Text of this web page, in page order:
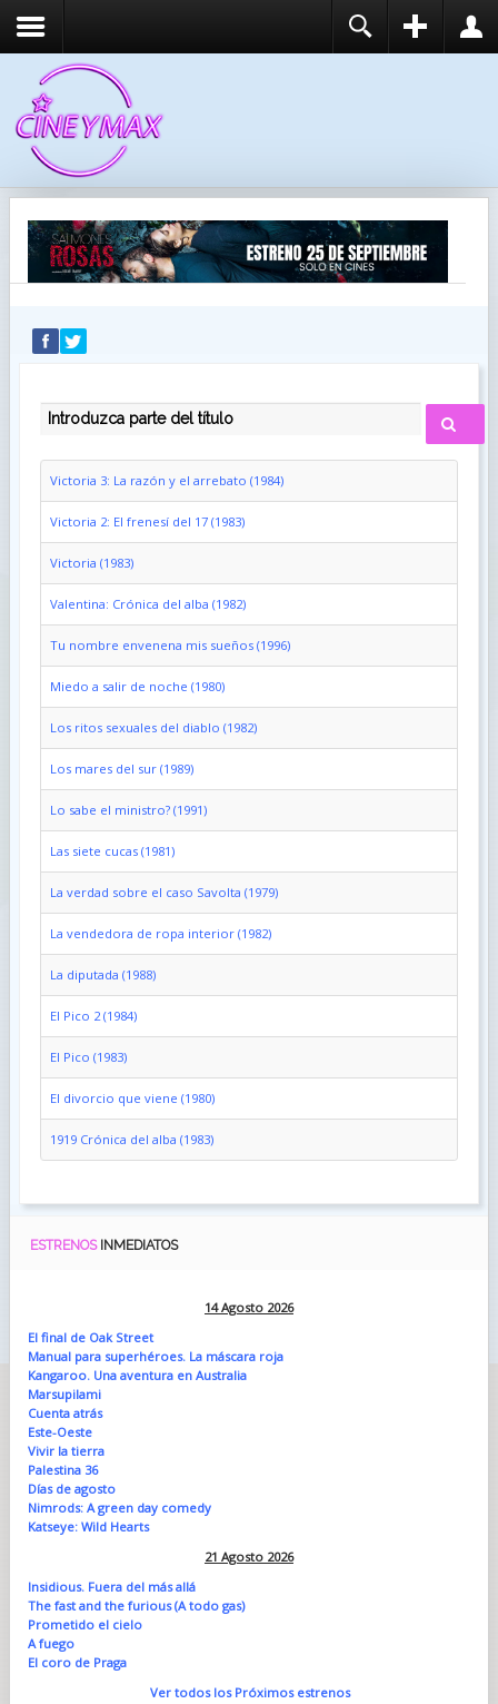
RECUÉRDEME
IDENTIFICARSE
INTRODUZCA PARTE DEL TÍTULO
Victoria 3: La razón y el arrebato (1984)
Victoria 2: El frenesí del 17 (1983)
Victoria (1983)
Valentina: Crónica del alba (1982)
Tu nombre envenena mis sueños (1996)
Miedo a salir de noche (1980)
Los ritos sexuales del diablo (1982)
Los mares del sur (1989)
Lo sabe el ministro? (1991)
Las siete cucas (1981)
La verdad sobre el caso Savolta (1979)
La vendedora de ropa interior (1982)
La diputada (1988)
El Pico 2 (1984)
El Pico (1983)
El divorcio que viene (1980)
1919 Crónica del alba (1983)
ESTRENOS INMEDIATOS
14 Agosto 2026
El final de Oak Street
Manual para superhéroes. La máscara roja
Kangaroo. Una aventura en Australia
Marsupilami
Cuenta atrás
Este-Oeste
Vivir la tierra
Palestina 36
Días de agosto
Nimrods: A green day comedy
Katseye: Wild Hearts
21 Agosto 2026
Insidious. Fuera del más allá
The fast and the furious (A todo gas)
Prometido el cielo
A fuego
El coro de Praga
Ver todos los Próximos estrenos